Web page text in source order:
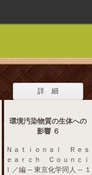
詳 細
環境汚染物質の生体への
影響 ６
Ｎａｔｉｏｎａｌ Ｒｅｓ
ｅａｒｃｈ Ｃｏｕｎｃｉ
ｌ／編 -- 東京化学同人 -- １